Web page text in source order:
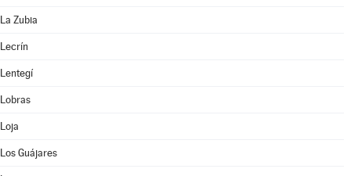
La Zubia
Lecrín
Lentegí
Lobras
Loja
Los Guájares